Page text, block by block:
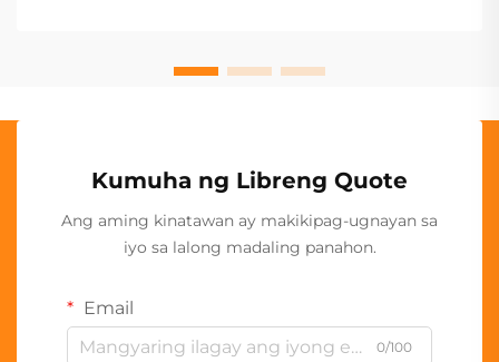
Kumuha ng Libreng Quote
Ang aming kinatawan ay makikipag-ugnayan sa
iyo sa lalong madaling panahon.
Email
0/100